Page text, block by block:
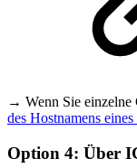
→ Wenn Sie einzelne
des Hostnamens
Option 4: Über